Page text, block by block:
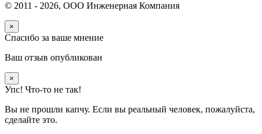
© 2011 - 2026, ООО Инженерная Компания
×
Спасибо за ваше мнение
Ваш отзыв опубликован
×
Упс! Что-то не так!
Вы не прошли капчу. Если вы реальный человек, пожалуйста,
сделайте это.